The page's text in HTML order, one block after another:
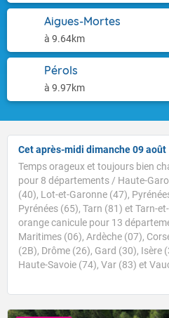
Aigues-Mortes
à 9.64km
Pérols
à 9.97km
Cet après-midi dimanche 09 août
Temps orageux et toujours bien
pour 8 départements / Haute-
(40), Lot-et-Garonne (47),
Pyrénées (65), Tarn (81) et Tarn-
orange canicule pour 13
Maritimes (06), Ardèche (07),
(2B), Drôme (26), Gard (30), Isère
Haute-Savoie (74), Var (83) et